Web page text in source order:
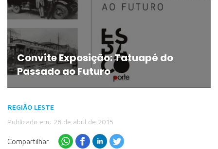
Convite Exposição: Tatuapé do
Passado ao Futuro
REGIÃO LESTE
Publicado em: 28 de abril de 2015
Compartilhar